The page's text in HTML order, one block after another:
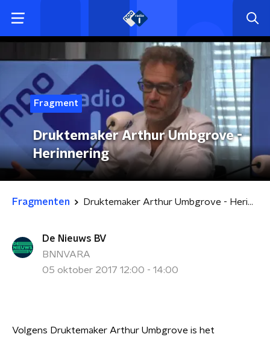
Fragment
Druktemaker Arthur Umbgrove -
Herinnering
Fragmenten Druktemaker Arthur Umbgrove - Herinnering
De Nieuws BV
BNNVARA
05 oktober 2017 12:00 - 14:00
Volgens Druktemaker Arthur Umbgrove is het